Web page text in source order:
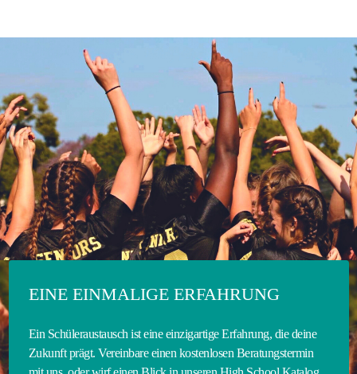
EINE EINMALIGE ERFAHRUNG
Ein Schüleraustausch ist eine einzigartige Erfahrung, die deine
Zukunft prägt. Vereinbare einen kostenlosen Beratungstermin